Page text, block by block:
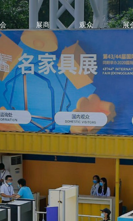
展商 观众 展